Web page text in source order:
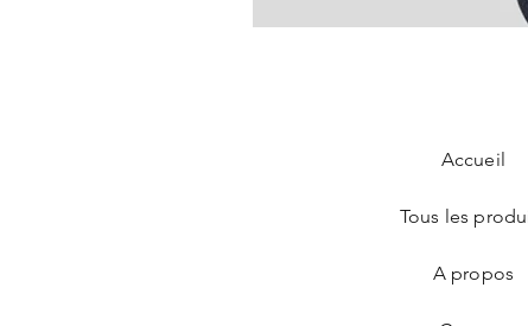
Accueil
Tous les
A propos